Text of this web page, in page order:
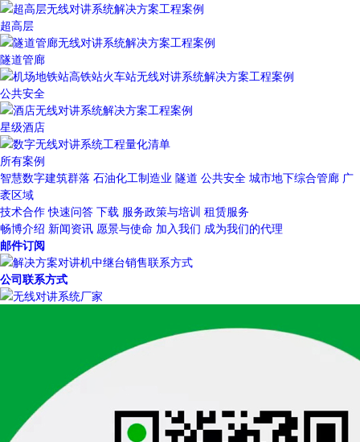
超高层
隧道管廊
公共安全
星级酒店
所有案例
智慧数字建筑群落 石油化工制造业 隧道 公共安全 城市地下综合管廊 广
袤区域
技术合作 快速问答 下载 服务政策与培训 租赁服务
畅博介绍 新闻资讯 愿景与使命 加入我们 成为我们的代理
邮件订阅
公司联系方式